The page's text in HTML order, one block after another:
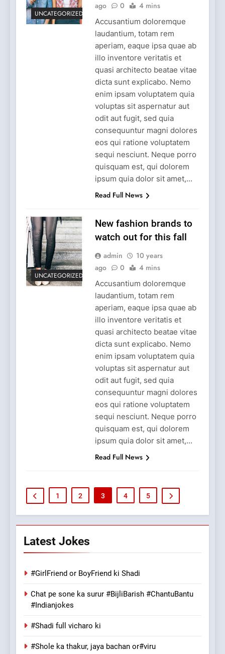
UNCATEGORIZED
ago
0 4 mins
Accusantium doloremque
laudantium, totam rem
aperiam, eaque ipsa quae ab
illo inventore veritatis et
quasi architecto beatae vitae
dicta sunt explicabo. Nemo
enim ipsam voluptatem quia
voluptas sit aspernatur aut
odit aut fugit, sed quia
consequuntur magni dolores
eos qui ratione voluptatem
sequi nesciunt. Neque porro
quisquam est, qui dolorem
ipsum quia dolor sit amet,...
Read Full News
UNCATEGORIZED
New fashion brands to
watch out for this fall
admin
10 years
ago
0 4 mins
Accusantium doloremque
laudantium, totam rem
aperiam, eaque ipsa quae ab
illo inventore veritatis et
quasi architecto beatae vitae
dicta sunt explicabo. Nemo
enim ipsam voluptatem quia
voluptas sit aspernatur aut
odit aut fugit, sed quia
consequuntur magni dolores
eos qui ratione voluptatem
sequi nesciunt. Neque porro
quisquam est, qui dolorem
ipsum quia dolor sit amet,...
Read Full News
1 2 3 4 5
Latest Jokes
#GirlFriend or BoyFriend ki Shadi
Chat pe sone ka surur #BijliBarish #ChantuBantu
#Indianjokes
#Shadi full vicharo ki
#Shole ka thakur, jaya bachan or#viru